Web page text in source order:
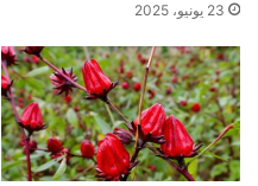
23 يونيو، 2025